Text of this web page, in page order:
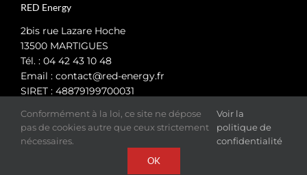
RED Energy
2bis rue Lazare Hoche
13500 MARTIGUES
Tél. : 04 42 43 10 48
Email : contact@red-energy.fr
SIRET : 48879199700031
Retrouvez RED Energy dans les principales villes des
Bouches-du-Rhône (13) :
Conformément à la loi, ce site ne dépose
pas de cookies autre que ceux strictement
nécessaires.
Voir la
politique de
confidentialité
OK